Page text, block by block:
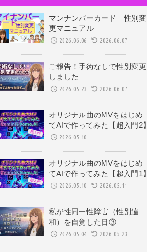
マンナンバーカード 性別変
更マニュアル
2026.06.06 2026.06.07
ご報告！手術なしで性別変更
しました
2026.05.23 2026.06.07
オリジナル曲のMVをはじめ
てAIで作ってみた【超入門2】
2026.05.10
オリジナル曲のMVをはじめ
てAIで作ってみた【超入門1】
2026.05.10 2026.05.11
私が性同一性障害（性別違
和）を自覚した日③
2026.05.04 2026.05.23